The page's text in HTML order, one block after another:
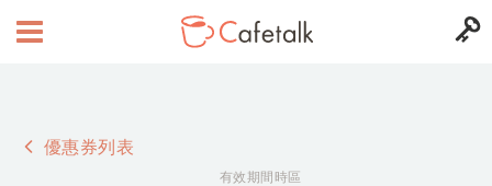
優惠券列表
有效期間時區